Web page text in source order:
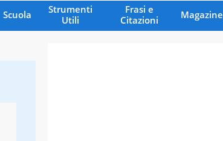
Scuola
Strumenti
Utili
Frasi e
Citazioni
Magazine